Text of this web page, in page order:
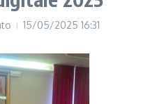
15/05/2025 16:31